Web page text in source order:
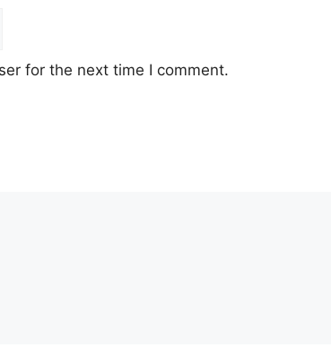
for the next time I comment.